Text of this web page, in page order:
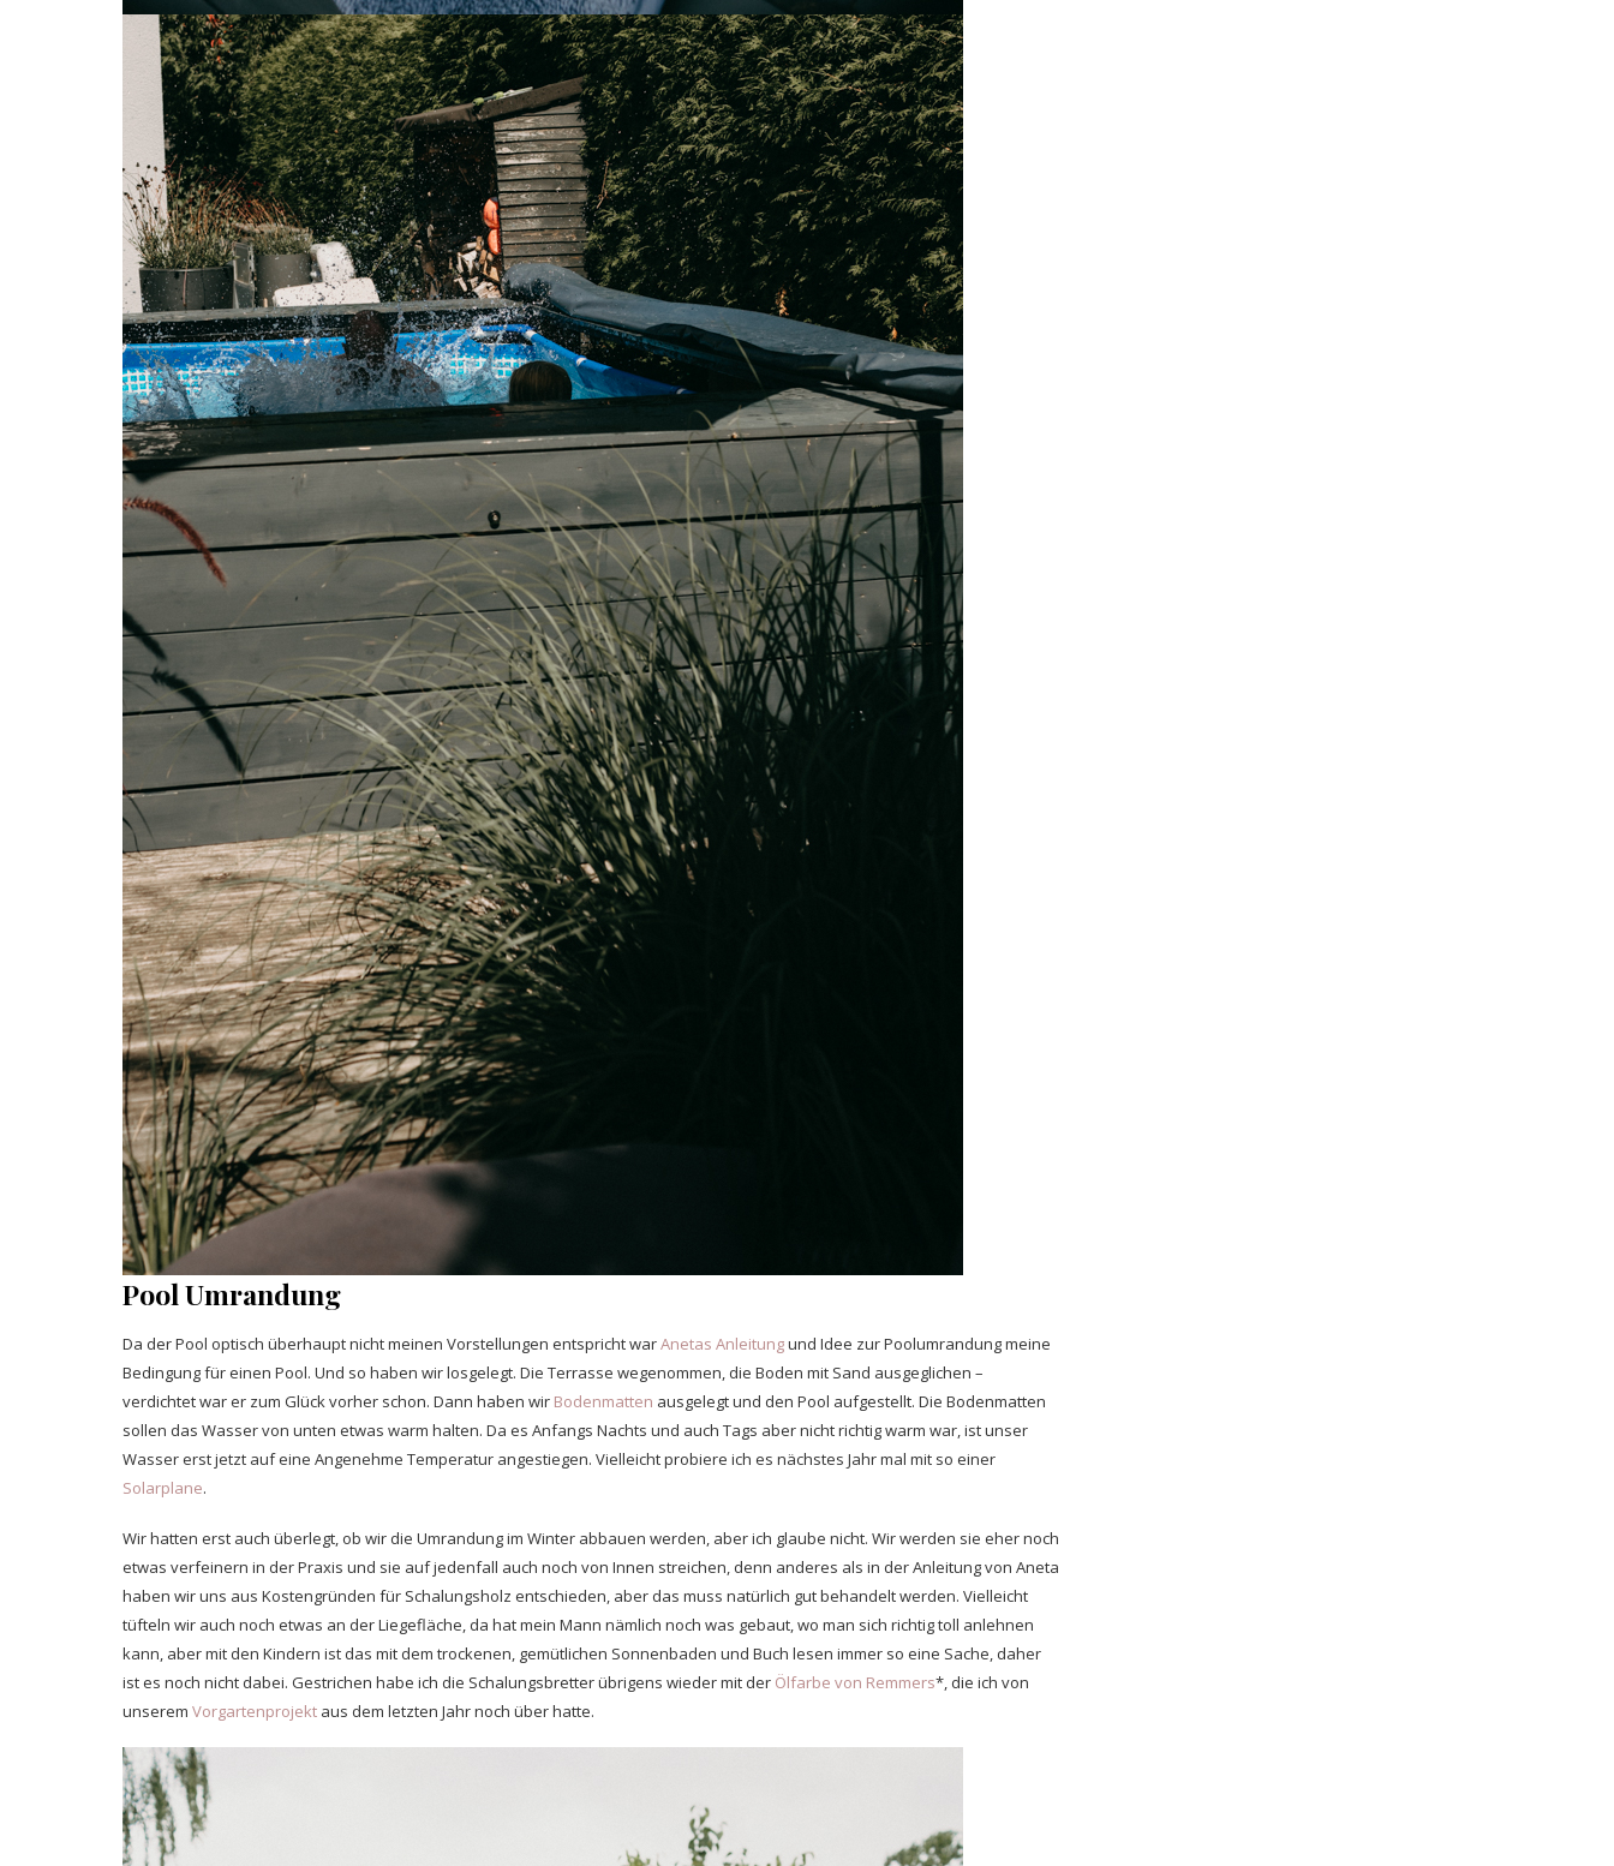
Pool Umrandung
Da der Pool optisch überhaupt nicht meinen Vorstellungen entspricht warAnetas Anleitungund Idee zur Poolumrandung meine
Bedingung für einen Pool. Und so haben wir losgelegt. Die Terrasse wegenommen, die Boden mit Sand ausgeglichen –
verdichtet war er zum Glück vorher schon. Dann haben wir Bodenmatten ausgelegt und den Pool aufgestellt. Die Bodenmatten
sollen das Wasser von unten etwas warm halten. Da es Anfangs Nachts und auch Tags aber nicht richtig warm war, ist unser
Wasser erst jetzt auf eine Angenehme Temperatur angestiegen. Vielleicht probiere ich es nächstes Jahr mal mit so einer
Solarplane.
Wir hatten erst auch überlegt, ob wir die Umrandung im Winter abbauen werden, aber ich glaube nicht. Wir werden sie eher noch
etwas verfeinern in der Praxis und sie auf jedenfall auch noch von Innen streichen, denn anderes als in der Anleitung von Aneta
haben wir uns aus Kostengründen für Schalungsholz entschieden, aber das muss natürlich gut behandelt werden. Vielleicht
tüfteln wir auch noch etwas an der Liegefläche, da hat mein Mann nämlich noch was gebaut, wo man sich richtig toll anlehnen
kann, aber mit den Kindern ist das mit dem trockenen, gemütlichen Sonnenbaden und Buch lesen immer so eine Sache, daher
ist es noch nicht dabei. Gestrichen habe ich die Schalungsbretter übrigens wieder mit der Ölfarbe von Remmers*, die ich von
unserem Vorgartenprojekt aus dem letzten Jahr noch über hatte.